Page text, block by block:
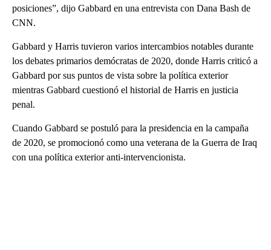
posiciones”, dijo Gabbard en una entrevista con Dana Bash de
CNN.
Gabbard y Harris tuvieron varios intercambios notables durante
los debates primarios demócratas de 2020, donde Harris criticó a
Gabbard por sus puntos de vista sobre la política exterior
mientras Gabbard cuestionó el historial de Harris en justicia
penal.
Cuando Gabbard se postuló para la presidencia en la campaña
de 2020, se promocionó como una veterana de la Guerra de Iraq
con una política exterior anti-intervencionista.